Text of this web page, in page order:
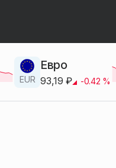
EUR
Евро
93,19 ₽ -0.42 %